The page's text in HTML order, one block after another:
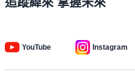
YouTube Instagram